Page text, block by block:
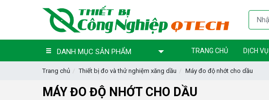
DANH MỤC SẢN PHẨM TRANG CHỦ DỊCH VỤ
Trang chủ Thiết bị đo và thử nghiệm xăng dầu Máy đo độ nhớt cho dầu
MÁY ĐO ĐỘ NHỚT CHO DẦU